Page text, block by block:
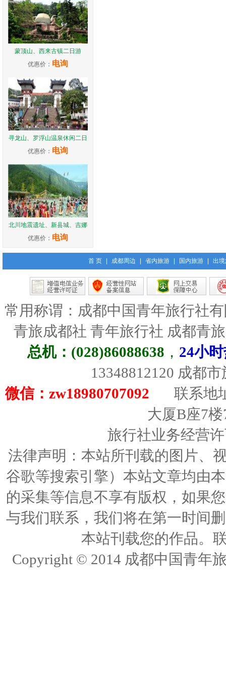
蒙顶山、西来古镇二日游
优惠价： 电询
寻龙山、罗浮山温泉休闲二日
优惠价： 电询
北川地震遗址、新县城、吉娜
优惠价： 电询
首 页 成都周边 省内旅游 国内旅游 出
常用称谓：成都中国青年旅行社
青旅成都社 青年旅行社 成都青
总机：(028)86088638 ， 24小
13348812120 成都
微信：zw18980707092
联系地
大厦B座7
旅行社业务经营
法律声明：本站所刊载的图片、
谷歌等搜索引擎）本站文章均由
的采集等信息不享有版权，如果
与我们联系，我们将在第一时间
本站刊载您的作品。
Copyright © 2014 成都中国青年